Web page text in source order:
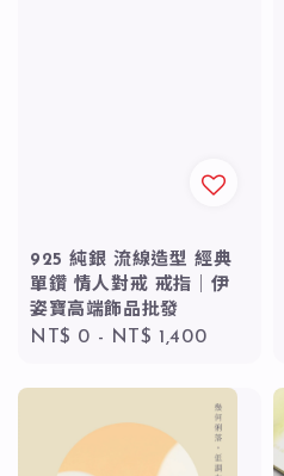
925 純銀 流線造型 經典
單鑽 情人對戒 戒指｜伊
姿寶高端飾品批發
Regular
NT$ 0 - NT$ 1,400